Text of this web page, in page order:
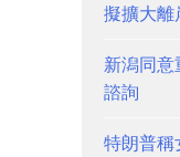
擬擴大離
新潟同
諮詢
特朗普稱